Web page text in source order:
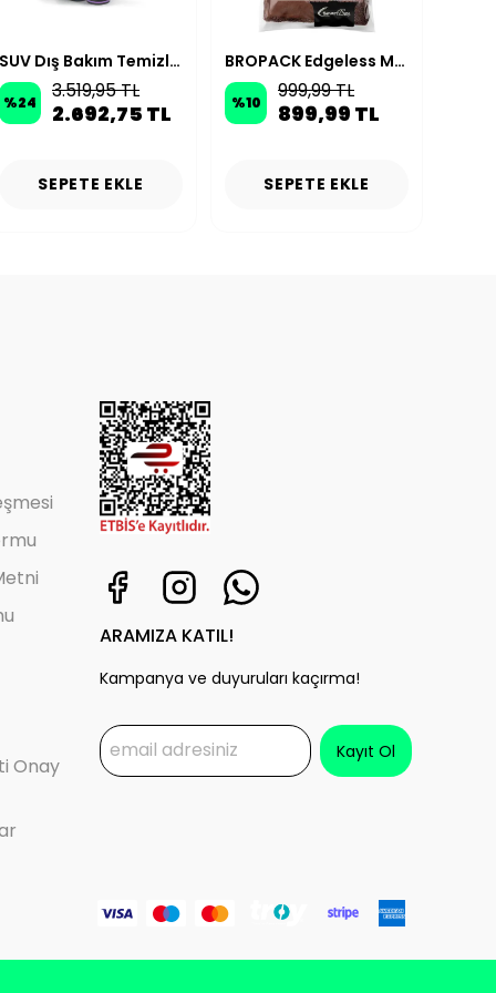
SUV Dış Bakım Temizlik Paketi
%24 3.519,95 TL
2.692,75 TL
SEPETE EKLE
BROPACK Edgeless Mikrofiber Oto Yıkama Paketi - Kahverengi
%10 999,99 TL
899,99 TL
SEPETE EKLE
Onay
ARAMIZA KATIL!
Kampanya ve duyuruları kaçırma!
Kayıt Ol